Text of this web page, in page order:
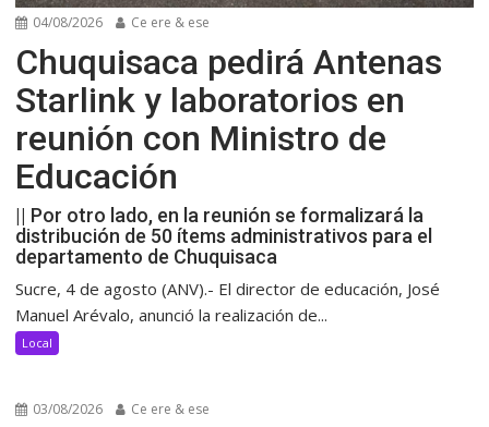
04/08/2026 Ce ere & ese
Chuquisaca pedirá Antenas
Starlink y laboratorios en
reunión con Ministro de
Educación
|| Por otro lado, en la reunión se formalizará la
distribución de 50 ítems administrativos para el
departamento de Chuquisaca
Sucre, 4 de agosto (ANV).- El director de educación, José
Manuel Arévalo, anunció la realización de...
Local
03/08/2026 Ce ere & ese